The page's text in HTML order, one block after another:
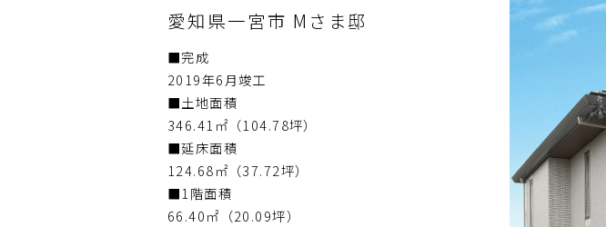
愛知県一宮市 Mさま邸
■完成
2019年6月竣工
■土地面積
346.41㎡（104.78坪）
■延床面積
124.68㎡（37.72坪）
■1階面積
66.40㎡（20.09坪）